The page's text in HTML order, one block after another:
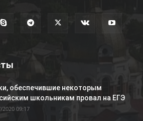
обеспечившие некоторым
школьникам провал на ЕГЭ
2020 09:17